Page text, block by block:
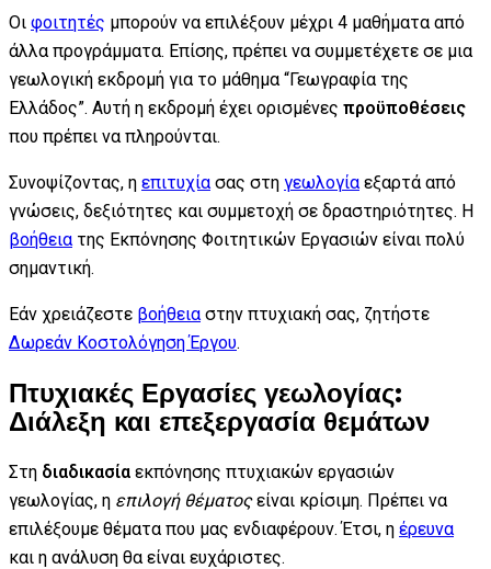
Οι φοιτητές μπορούν να επιλέξουν μέχρι 4 μαθήματα από
άλλα προγράμματα. Επίσης, πρέπει να συμμετέχετε σε μια
γεωλογική εκδρομή για το μάθημα “Γεωγραφία της
Ελλάδος”. Αυτή η εκδρομή έχει ορισμένες προϋποθέσεις
που πρέπει να πληρούνται.
Συνοψίζοντας, η επιτυχία σας στη γεωλογία εξαρτά από
γνώσεις, δεξιότητες και συμμετοχή σε δραστηριότητες. Η
βοήθεια της Εκπόνησης Φοιτητικών Εργασιών είναι πολύ
σημαντική.
Εάν χρειάζεστε βοήθεια στην πτυχιακή σας, ζητήστε
Δωρεάν Κοστολόγηση Έργου.
Πτυχιακές Εργασίες γεωλογίας:
Διάλεξη και επεξεργασία θεμάτων
Στη διαδικασία εκπόνησης πτυχιακών εργασιών
γεωλογίας, η επιλογή θέματοςείναι κρίσιμη. Πρέπει να
επιλέξουμε θέματα που μας ενδιαφέρουν. Έτσι, η έρευνα
και η ανάλυση θα είναι ευχάριστες.